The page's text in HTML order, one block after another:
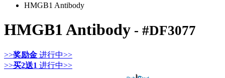
HMGB1 Antibody
HMGB1 Antibody - #DF3077
>>奖励金 进行中>>
>>买2送1 进行中>>